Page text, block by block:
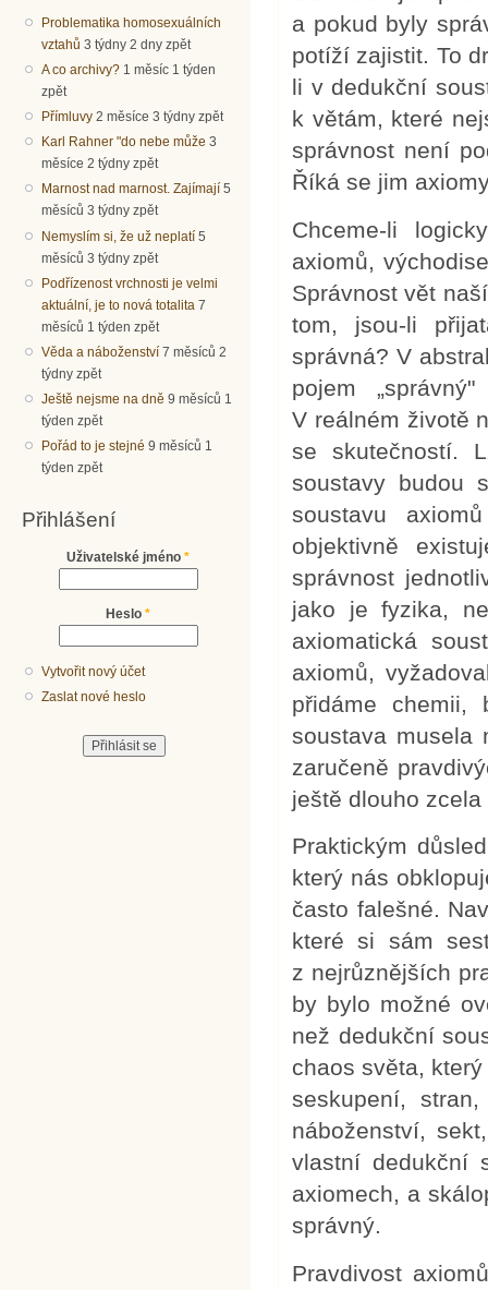
Problematika homosexuálních
vztahů 3 týdny 2 dny zpět
A co archivy? 1 měsíc 1 týden
zpět
Přímluvy 2 měsíce 3 týdny zpět
Karl Rahner "do nebe může 3
měsíce 2 týdny zpět
Marnost nad marnost. Zajímají 5
měsíců 3 týdny zpět
Nemyslím si, že už neplatí 5
měsíců 3 týdny zpět
Podřízenost vrchnosti je velmi
aktuální, je to nová totalita 7
měsíců 1 týden zpět
Věda a náboženství 7 měsíců 2
týdny zpět
Ještě nejsme na dně 9 měsíců 1
týden zpět
Pořád to je stejné 9 měsíců 1
týden zpět
Přihlášení
Uživatelské jméno *
Heslo *
Vytvořit nový účet
Zaslat nové heslo
a pokud byly
potíží zajistit. To
li v dedukční
k větám, které
správnost není
Říká se jim
Chceme-li
axiomů,
Správnost vět
tom, jsou-li
správná? V
pojem
V reálném životě
se skutečností.
soustavy budou
soustavu
objektivně
správnost
jako je fyzika,
axiomatická
axiomů,
přidáme chemii,
soustava musela
zaručeně
ještě dlouho
Praktickým
který nás
často falešné.
které si sám
z nejrůznějších
by bylo možné
než dedukční
chaos světa,
seskupení,
náboženství,
vlastní dedukční
axiomech, a
správný.
Pravdivost